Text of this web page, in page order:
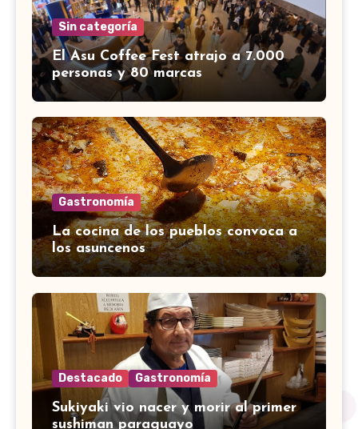
Sin categoría
El Asu Coffee Fest atrajo a 7.000
personas y 80 marcas
Gastronomía
La cocina de los pueblos convoca a
los asuncenos
Destacado Gastronomía
Sukiyaki vio nacer y morir al primer
sushiman paraguayo